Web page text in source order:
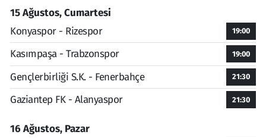
15 Ağustos, Cumartesi
Konyaspor - Rizespor
19:00
Kasımpaşa - Trabzonspor 19:00
Gençlerbirliği S.K. - Fenerbahçe 21:30
Gaziantep FK - Alanyaspor 21:30
16 Ağustos, Pazar